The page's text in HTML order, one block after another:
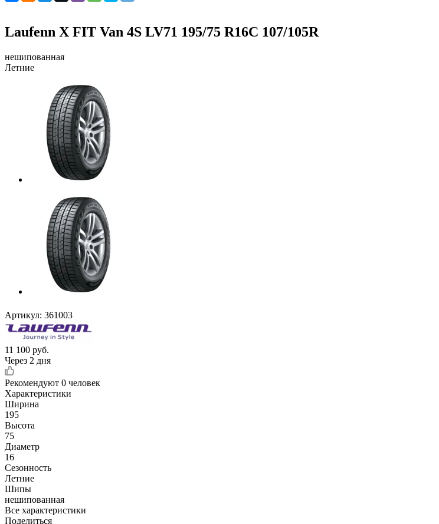
Laufenn X FIT Van 4S LV71 195/75 R16C 107/105R
нешипованная
Летние
Артикул: 361003
11 100 руб.
Через 2 дня
Рекомендуют 0 человек
Характеристики
Ширина
195
Высота
75
Диаметр
16
Сезонность
Летние
Шипы
нешипованная
Все характеристики
Поделиться